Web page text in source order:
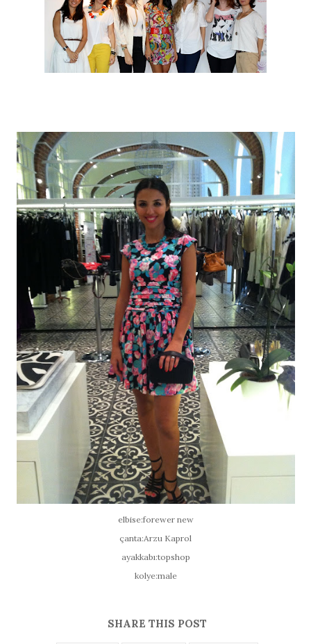
elbise:forewer new
çanta:Arzu Kaprol
ayakkabı:topshop
kolye:male
SHARE THIS POST